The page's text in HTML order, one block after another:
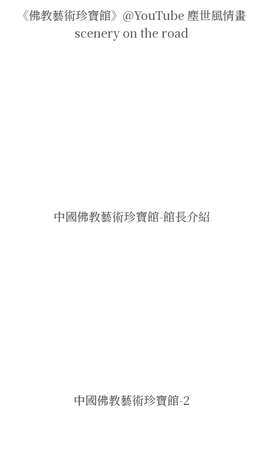
《佛教藝術珍寶館》@YouTube 塵世風情畫
scenery on the road
中國佛教藝術珍寶館-館長介紹
中國佛教藝術珍寶館-2